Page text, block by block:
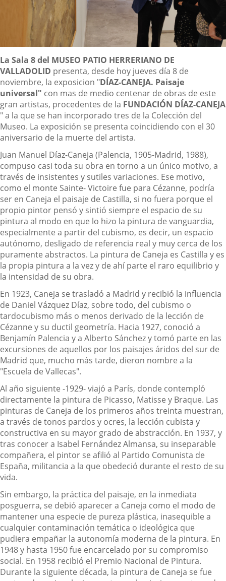
Descripción
La Sala 8 del MUSEO PATIO HERRERIANO DE
VALLADOLID presenta, desde hoy jueves día 8 de
noviembre, la exposicion "DÍAZ-CANEJA. Paisaje
universal" con mas de medio centenar de obras de este
gran artistas, procedentes de la FUNDACIÓN DÍAZ-CANEJA
" a la que se han incorporado tres de la Colección del
Museo. La exposición se presenta coincidiendo con el 30
aniversario de la muerte del artista.
Juan Manuel Díaz-Caneja (Palencia, 1905-Madrid, 1988),
compuso casi toda su obra en torno a un único motivo, a
través de insistentes y sutiles variaciones. Ese motivo,
como el monte Sainte- Victoire fue para Cézanne, podría
ser en Caneja el paisaje de Castilla, si no fuera porque el
propio pintor pensó y sintió siempre el espacio de su
pintura al modo en que lo hizo la pintura de vanguardia,
especialmente a partir del cubismo, es decir, un espacio
autónomo, desligado de referencia real y muy cerca de los
puramente abstractos. La pintura de Caneja es Castilla y es
la propia pintura a la vez y de ahí parte el raro equilibrio y
la intensidad de su obra.
En 1923, Caneja se trasladó a Madrid y recibió la influencia
de Daniel Vázquez Díaz, sobre todo, del cubismo o
tardocubismo más o menos derivado de la lección de
Cézanne y su ductil geometría. Hacia 1927, conoció a
Benjamín Palencia y a Alberto Sánchez y tomó parte en las
excursiones de aquellos por los paisajes áridos del sur de
Madrid que, mucho más tarde, dieron nombre a la
"Escuela de Vallecas".
Al año siguiente -1929- viajó a París, donde contempló
directamente la pintura de Picasso, Matisse y Braque. Las
pinturas de Caneja de los primeros años treinta muestran,
a través de tonos pardos y ocres, la lección cubista y
constructiva en su mayor grado de abstracción. En 1937, y
tras conocer a Isabel Fernández Almansa, su inseparable
compañera, el pintor se afilió al Partido Comunista de
España, militancia a la que obedeció durante el resto de su
vida.
Sin embargo, la práctica del paisaje, en la inmediata
posguerra, se debió aparecer a Caneja como el modo de
mantener una especie de pureza plástica, inasequible a
cualquier contaminación temática o ideológica que
pudiera empañar la autonomía moderna de la pintura. En
1948 y hasta 1950 fue encarcelado por su compromiso
social. En 1958 recibió el Premio Nacional de Pintura.
Durante la siguiente década, la pintura de Caneja se fue